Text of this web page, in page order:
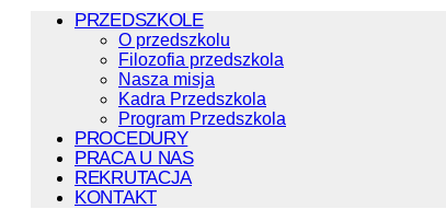
PRZEDSZKOLE
O przedszkolu
Filozofia przedszkola
Nasza misja
Kadra Przedszkola
Program Przedszkola
PROCEDURY
PRACA U NAS
REKRUTACJA
KONTAKT